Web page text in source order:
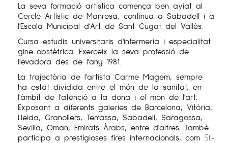
La seva formació artística comença ben aviat al
Cercle Artístic de Manresa, continua a Sabadell i a
l'Escola Municipal d'Art de Sant Cugat del Vallès.
Cursa estudis universitaris d'infermeria i especialitat
gine-obstètrica. Exerceix la seva professió de
llevadora des de l'any 1981.
La trajectòria de l'artista Carme Magem, sempre
ha estat dividida entre el món de la sanitat, en
l'àmbit de l'atenció a la dona i el món de l'art.
Exposant a diferents galeries de Barcelona, Vitória,
Lleida, Granollers, Terrassa, Sabadell, Saragossa,
Sevilla, Oman, Emirats Àrabs, entre d'altres. També
participa a prestigioses fires internacionals, com St-